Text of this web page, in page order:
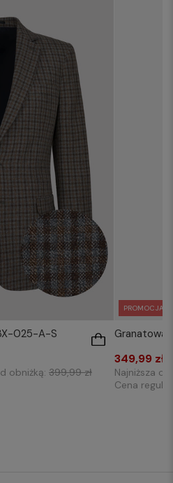
025-A-S
obniżką: 399,99 zł
PROMOCJA
Granatowa
349,99 zł
Najniższa
Cena